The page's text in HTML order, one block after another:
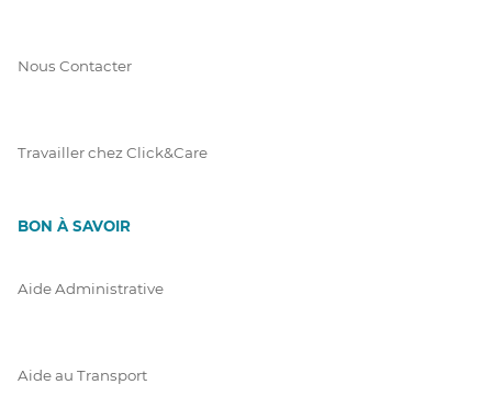
Nous Contacter
Travailler chez Click&Care
BON À SAVOIR
Aide Administrative
Aide au Transport